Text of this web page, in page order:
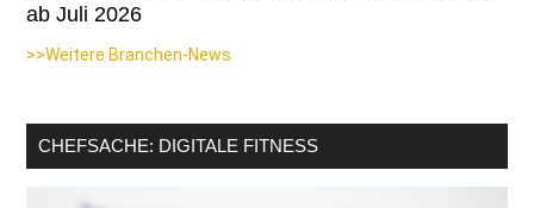
ab Juli 2026
>>Weitere Branchen-News
CHEFSACHE: DIGITALE FITNESS